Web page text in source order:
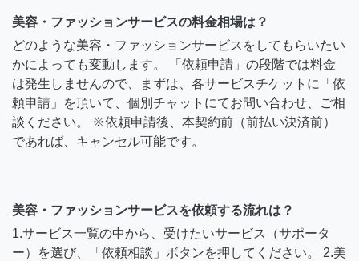
美容・ファッションサービスの料金相場は？
どのような美容・ファッションサービスをしてもらいたい
かによっても変動します。 「依頼申請」の段階では料金
は発生しませんので、まずは、各サービスチケットに「依
頼申請」を頂いて、個別チャットにてお問い合わせ、ご相
談ください。 ※依頼申請後、本契約前（前払い決済前）
であれば、キャンセル可能です。
美容・ファッションサービスを依頼する流れは？
1.サービス一覧の中から、受けたいサービス（サポータ
ー）を選び、「依頼相談」ボタンを押してください。 2.美